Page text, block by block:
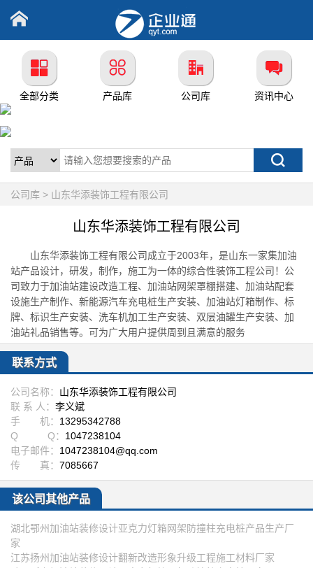
全部分类 产品库 公司库 资讯中心
公司库 > 山东华添装饰工程有限公司
山东华添装饰工程有限公司
山东华添装饰工程有限公司成立于2003年，是山东一家集加油
站产品设计，研发，制作，施工为一体的综合性装饰工程公司！公
司致力于加油站建设改造工程、加油站网架罩棚搭建、加油站配套
设施生产制作、新能源汽车充电桩生产安装、加油站灯箱制作、标
牌、标识生产安装、洗车机加工生产安装、双层油罐生产安装、加
油站礼品销售等。可为广大用户提供周到且满意的服务
联系方式
公司名称： 山东华添装饰工程有限公司
联 系 人： 李义斌
手 机： 13295342788
Q Q： 1047238104
电子邮件： 1047238104@qq.com
传 真： 7085667
该公司其他产品
湖北鄂州加油站装修设计亚克力灯箱网架防撞柱充电桩产品生产厂
家
江苏扬州加油站装修设计翻新改造形象升级工程施工材料厂家